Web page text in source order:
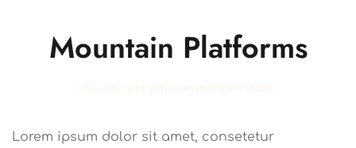
Mountain Platforms
Escrito por jetro en marzo 9, 2020.
Lorem ipsum dolor sit amet, consetetur